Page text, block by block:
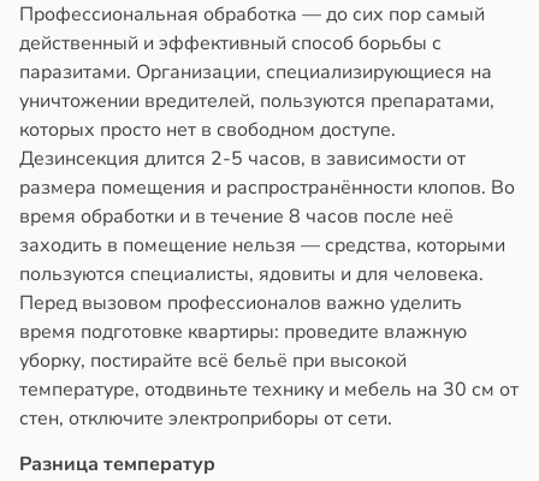
Профессиональная обработка — до сих пор самый
действенный и эффективный способ борьбы с
паразитами. Организации, специализирующиеся на
уничтожении вредителей, пользуются препаратами,
которых просто нет в свободном доступе.
Дезинсекция длится 2-5 часов, в зависимости от
размера помещения и распространённости клопов. Во
время обработки и в течение 8 часов после неё
заходить в помещение нельзя — средства, которыми
пользуются специалисты, ядовиты и для человека.
Перед вызовом профессионалов важно уделить
время подготовке квартиры: проведите влажную
уборку, постирайте всё бельё при высокой
температуре, отодвиньте технику и мебель на 30 см от
стен, отключите электроприборы от сети.
Разница температур